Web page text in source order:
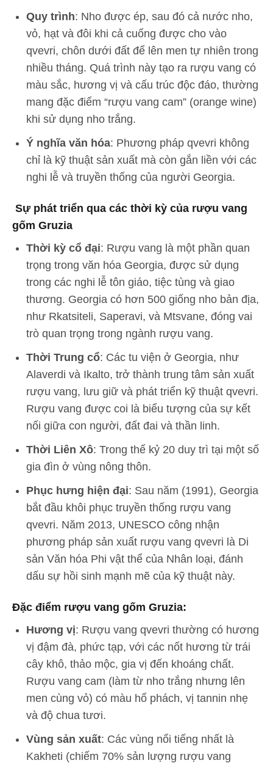
Quy trình: Nho được ép, sau đó cả nước nho,
vỏ, hạt và đôi khi cả cuống được cho vào
qvevri, chôn dưới đất để lên men tự nhiên trong
nhiều tháng. Quá trình này tạo ra rượu vang có
màu sắc, hương vị và cấu trúc độc đáo, thường
mang đặc điểm “rượu vang cam” (orange wine)
khi sử dụng nho trắng.
Ý nghĩa văn hóa: Phương pháp qvevri không
chỉ là kỹ thuật sản xuất mà còn gắn liền với các
nghi lễ và truyền thống của người Georgia.
Sự phát triển qua các thời kỳ của rượu vang
gốm Gruzia
Thời kỳ cổ đại: Rượu vang là một phần quan
trọng trong văn hóa Georgia, được sử dụng
trong các nghi lễ tôn giáo, tiệc tùng và giao
thương. Georgia có hơn 500 giống nho bản địa,
như Rkatsiteli, Saperavi, và Mtsvane, đóng vai
trò quan trọng trong ngành rượu vang.
Thời Trung cổ: Các tu viện ở Georgia, như
Alaverdi và Ikalto, trở thành trung tâm sản xuất
rượu vang, lưu giữ và phát triển kỹ thuật qvevri.
Rượu vang được coi là biểu tượng của sự kết
nối giữa con người, đất đai và thần linh.
Thời Liên Xô: Trong thế kỷ 20 duy trì tại một số
gia đìn ở vùng nông thôn.
Phục hưng hiện đại: Sau năm (1991), Georgia
bắt đầu khôi phục truyền thống rượu vang
qvevri. Năm 2013, UNESCO công nhận
phương pháp sản xuất rượu vang qvevri là Di
sản Văn hóa Phi vật thể của Nhân loại, đánh
dấu sự hồi sinh mạnh mẽ của kỹ thuật này.
Đặc điểm rượu vang gốm Gruzia:
Hương vị: Rượu vang qvevri thường có hương
vị đậm đà, phức tạp, với các nốt hương từ trái
cây khô, thảo mộc, gia vị đến khoáng chất.
Rượu vang cam (làm từ nho trắng nhưng lên
men cùng vỏ) có màu hổ phách, vị tannin nhẹ
và độ chua tươi.
Vùng sản xuất: Các vùng nổi tiếng nhất là
Kakheti (chiếm 70% sản lượng rượu vang